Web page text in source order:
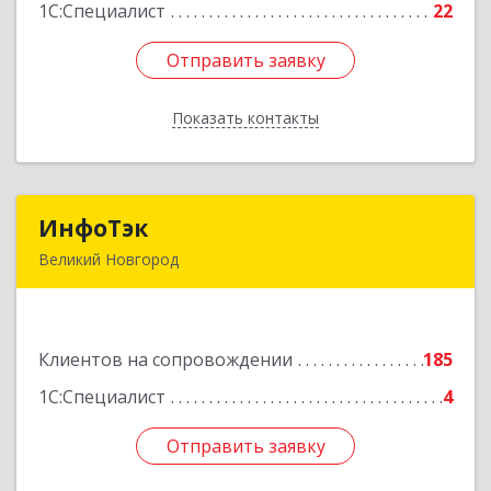
1С:Специалист
22
Отправить заявку
Показать контакты
Отправить заявку
Назад
ИнфоТэк
Великий Новгород
Клиентов на сопровождении
185
1С:Специалист
4
Отправить заявку
Подробнее
Отправить заявку